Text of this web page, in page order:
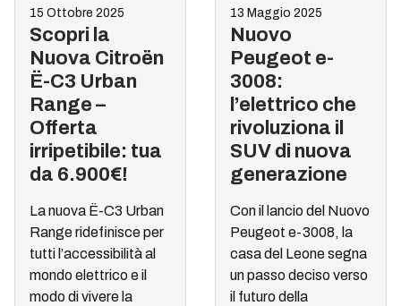
15 Ottobre 2025
Scopri la
Nuova Citroën
Ë-C3 Urban
Range –
Offerta
irripetibile: tua
da 6.900€!
La nuova Ë-C3 Urban
Range ridefinisce per
tutti l’accessibilità al
mondo elettrico e il
modo di vivere la
13 Maggio 2025
Nuovo
Peugeot e-
3008:
l’elettrico che
rivoluziona il
SUV di nuova
generazione
Con il lancio del Nuovo
Peugeot e-3008, la
casa del Leone segna
un passo deciso verso
il futuro della